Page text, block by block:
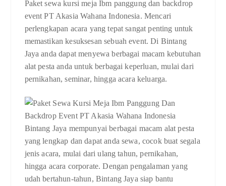
Paket sewa kursi meja Ibm panggung dan backdrop
event PT Akasia Wahana Indonesia. Mencari
perlengkapan acara yang tepat sangat penting untuk
memastikan kesuksesan sebuah event. Di Bintang
Jaya anda dapat menyewa berbagai macam kebutuhan
alat pesta anda untuk berbagai keperluan, mulai dari
pernikahan, seminar, hingga acara keluarga.
Bintang Jaya mempunyai berbagai macam alat pesta
yang lengkap dan dapat anda sewa, cocok buat segala
jenis acara, mulai dari ulang tahun, pernikahan,
hingga acara corporate. Dengan pengalaman yang
udah bertahun-tahun, Bintang Jaya siap bantu